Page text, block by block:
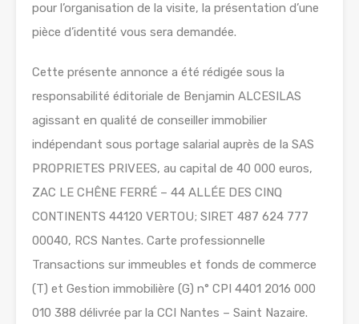
pour l’organisation de la visite, la présentation d’une
pièce d’identité vous sera demandée.
Cette présente annonce a été rédigée sous la
responsabilité éditoriale de Benjamin ALCESILAS
agissant en qualité de conseiller immobilier
indépendant sous portage salarial auprès de la SAS
PROPRIETES PRIVEES, au capital de 40 000 euros,
ZAC LE CHÊNE FERRÉ – 44 ALLÉE DES CINQ
CONTINENTS 44120 VERTOU; SIRET 487 624 777
00040, RCS Nantes. Carte professionnelle
Transactions sur immeubles et fonds de commerce
(T) et Gestion immobilière (G) n° CPI 4401 2016 000
010 388 délivrée par la CCI Nantes – Saint Nazaire.